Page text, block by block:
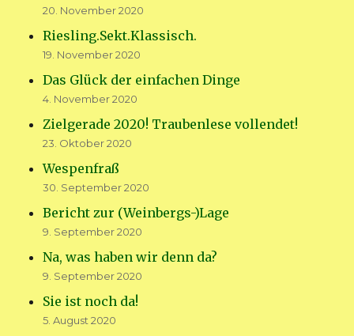
20. November 2020
Riesling.Sekt.Klassisch.
19. November 2020
Das Glück der einfachen Dinge
4. November 2020
Zielgerade 2020! Traubenlese vollendet!
23. Oktober 2020
Wespenfraß
30. September 2020
Bericht zur (Weinbergs-)Lage
9. September 2020
Na, was haben wir denn da?
9. September 2020
Sie ist noch da!
5. August 2020